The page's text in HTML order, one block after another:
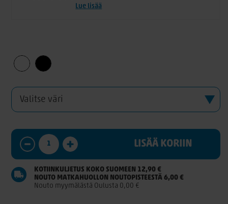
Lue lisää
LISÄÄ KORIIN
KOTIINKULJETUS KOKO SUOMEEN 12,90 €
NOUTO MATKAHUOLLON NOUTOPISTEESTÄ 6,00 €
Nouto myymälästä Oulusta 0,00 €